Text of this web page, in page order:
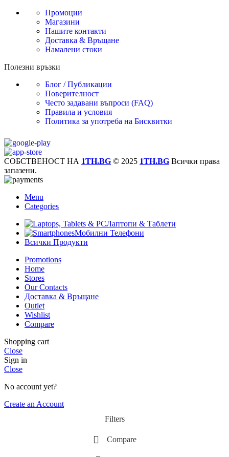
Промоции
Магазини
Нашите контакти
Доставка & Връщане
Намалени стоки
Полезни връзки
Блог / Публикации
Поверителност
Често задавани въпроси (FAQ)
Правила и условия
Политика за употреба на Бисквитки
СОБСТВЕНОСТ НА 1TH.BG © 2025 1TH.BG Всички права
запазени.
Menu
Categories
Лаптопи & Таблети
Мобилни Телефони
Всички Продукти
Promotions
Home
Stores
Our Contacts
Доставка & Връщане
Outlet
Wishlist
Compare
Shopping cart
Close
Sign in
Close
No account yet?
Create an Account
Filters
Compare